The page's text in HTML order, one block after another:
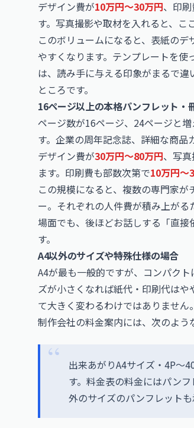
デザイン費が10万円〜30万円、印
す。写真撮影や取材を入れると、こ
このボリュームになると、表紙の
やすくなります。テンプレートを
は、読み手に与える印象がまるで
ところです。
16ページ以上の本格パンフレット・
ページ数が16ページ、24ページと
す。企業の周年記念誌、詳細な商品
デザイン費が30万円〜80万円、写
ます。印刷費も部数次第で10万円〜
この規模になると、複数の専門家
ー。それぞれの人件費が積み上が
場面でも、後ほどお話しする「直
す。
A4以外のサイズや特殊仕様の場合
A4が最も一般的ですが、コンパク
ズが小さくなれば紙代・印刷代は
て大きく変わるわけではありません。
制作会社の料金案内には、次のよう
出来あがりA4サイズ・4P〜
す。料金表の料金にはパン
外のサイズのパンフレットも